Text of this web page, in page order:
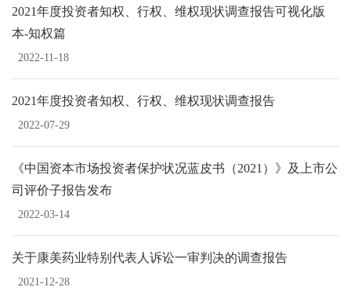
2021年度投资者知权、行权、维权现状调查报告可视化版
本-知权篇
2022-11-18
2021年度投资者知权、行权、维权现状调查报告
2022-07-29
《中国资本市场投资者保护状况蓝皮书（2021）》及上市公
司评价子报告发布
2022-03-14
关于康美药业特别代表人诉讼一审判决的调查报告
2021-12-28